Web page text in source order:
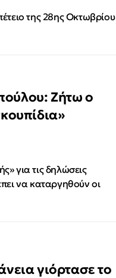
της 28ης Οκτωβρίου
Ζήτω ο
για τις δηλώσεις
να καταργηθούν οι
γιόρτασε το